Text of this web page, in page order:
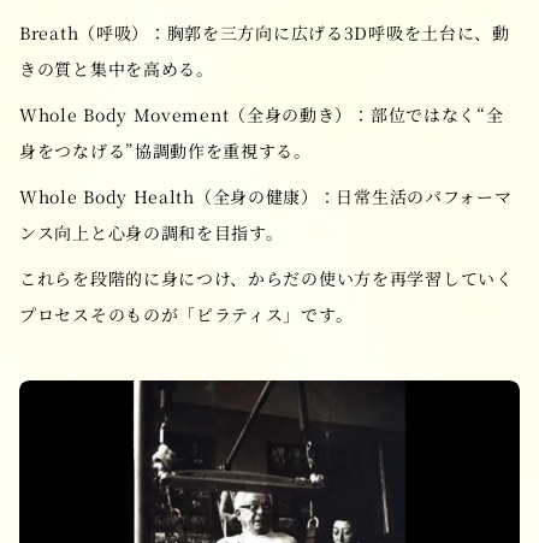
Breath（呼吸）：胸郭を三方向に広げる3D呼吸を土台に、動
きの質と集中を高める。
Whole Body Movement（全身の動き）：部位ではなく“全
身をつなげる”協調動作を重視する。
Whole Body Health（全身の健康）：日常生活のパフォーマ
ンス向上と心身の調和を目指す。
これらを段階的に身につけ、からだの使い方を再学習していく
プロセスそのものが「ピラティス」です。